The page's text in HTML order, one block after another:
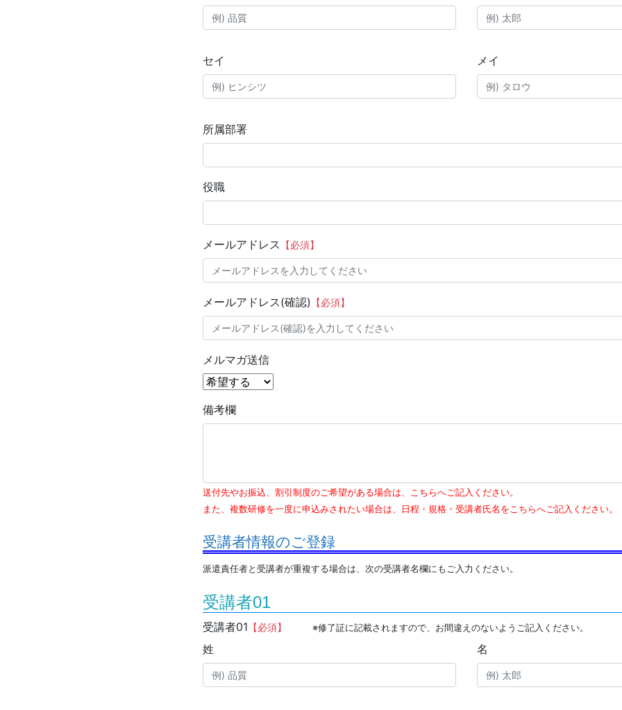
セイ メイ
所属部署
役職
メールアドレス 【必須】
メールアドレス(確認) 【必須】
メルマガ送信
備考欄
送付先やお振込、割引制度のご希望がある場合は、こちらへご記入ください。
また、複数研修を一度に申込みされたい場合は、日程・規格・受講者氏名をこちらへご記入ください。
受講者情報のご登録
派遣責任者と受講者が重複する場合は、次の受講者名欄にもご入力ください。
受講者01
受講者01 【必須】 ※修了証に記載されますので、お間違えのないようご記入ください。
姓 名